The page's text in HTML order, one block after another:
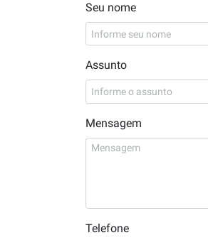
Seu nome
Assunto
Mensagem
Telefone